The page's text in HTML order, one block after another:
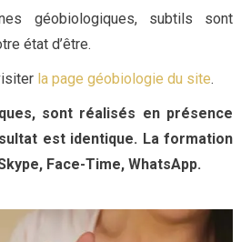
géobiologiques, subtils sont
état d’être.
la page géobiologie du site.
sont réalisés en présence
est identique. La formation
Face-Time, WhatsApp.